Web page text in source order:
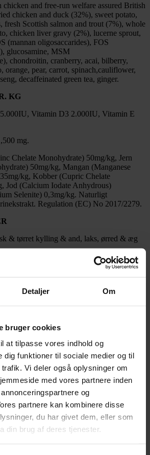
Detaljer Om
bruger cookies
at tilpasse vores indhold og
dig funktioner til sociale medier og til
Vi deler også oplysninger om
med vores partnere inden
og
partnere kan kombinere disse
du har givet dem, eller som
din brug af deres tjenester.
chicken and free-run welfare assured British
chicken and duck (32%), sweet potato,
fresh Scottish salmon and trout (7%), whole
chicken liver gravy (2%), lucerne sprout,
(mannan oligosaccarides), FOS
glucosamine, MSM
chondroitin, cranberry, acai, bilberry,
orange, pear, carrot, spinach,cauliflower,
decaffeinated green tea, ginger.
KG
Vitamin D3 2.000IU, Vitamin E
mg.
Chelate Monohydrate) 50mg/kg, Jern
50mg/kg, Mangan (Manganese
kg, Kobber (Cupric Chelate
Jod (Calcium Iodate Anhydrous)
Selenite) 0,3mg/kg. Naturligt
Regulation (EC) No 2017/2279.
& tørret kylling & and, laks, ørred & æg
kg